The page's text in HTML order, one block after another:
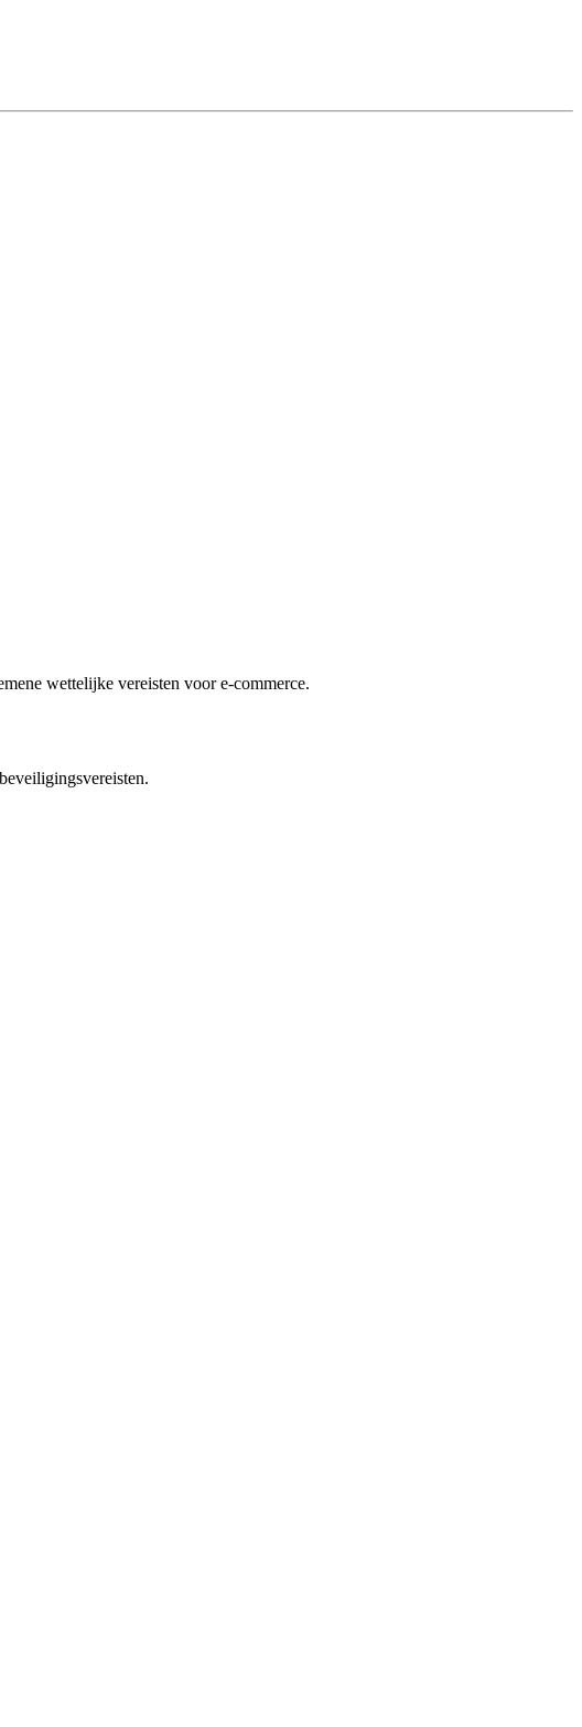
wettelijke vereisten voor e-commerce.